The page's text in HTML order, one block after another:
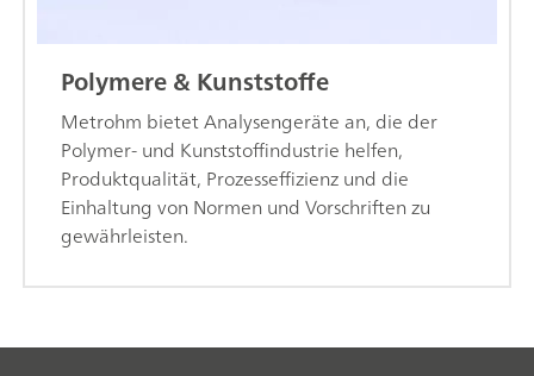
Polymere & Kunststoffe
Metrohm bietet Analysengeräte an, die der
Polymer- und Kunststoffindustrie helfen,
Produktqualität, Prozesseffizienz und die
Einhaltung von Normen und Vorschriften zu
gewährleisten.